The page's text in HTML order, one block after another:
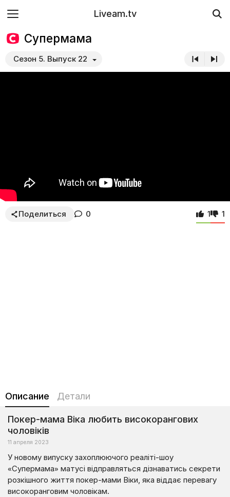
Liveam.tv
Супермама
Сезон 5. Выпуск 22
Поделиться 0 1 1
Описание Детали
Покер-мама Віка любить високорангових
чоловіків
11 апреля 2023
У новому випуску захоплюючого реаліті-шоу
«Супермама» матусі відправляться дізнаватись секрети
розкішного життя покер-мами Віки, яка віддає перевагу
високоранговим чоловікам.